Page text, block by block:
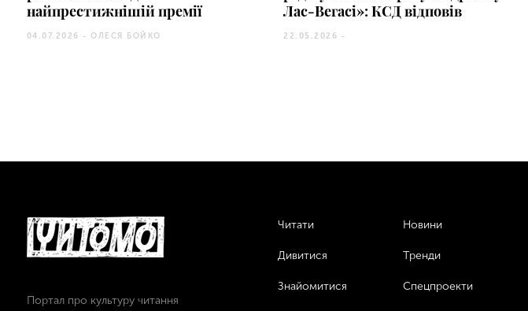
найпрестижнішій премії
04.07.2026 - ОЛЕСЯ БОЙКО
Лас-Вегасі»: КСД відповів
22.05.2026 -
Портал про культуру читання
Читати
Дивитися
Знайомитися
Новини
Тренди
Спецпроекти